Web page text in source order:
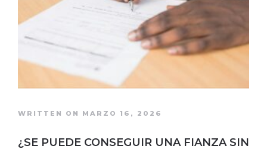
WRITTEN ON MARZO 16, 2026
¿SE PUEDE CONSEGUIR UNA FIANZA SIN